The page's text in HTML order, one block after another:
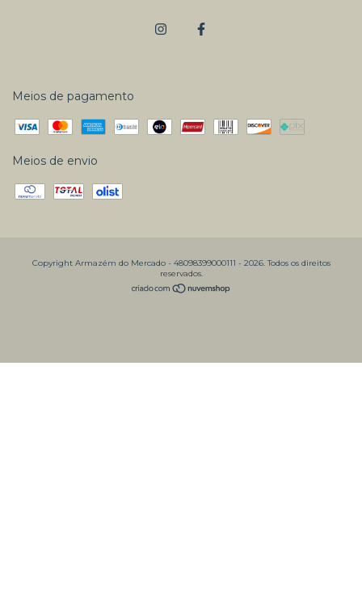
Meios de pagamento
Meios de envio
Copyright Armazém do Mercado - 48098399000111 - 2026. Todos os direitos
reservados.